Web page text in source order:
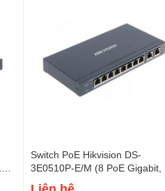
Switch PoE Hikvision DS-
3E0510P-E/M (8 PoE Gigabit, 2
uplink Gigabit, 58W)